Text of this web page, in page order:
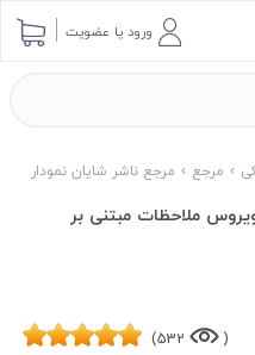
ورود یا عضویت
مرجع مرجع ناشر شایان نمودار
ملاحظات مبتنی بر
(
532)